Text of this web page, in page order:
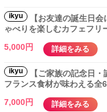
ikyu
【お友達の誕生日
ゃべりを楽しむカフェフリ
5,000円
詳細をみる
ikyu
【ご家族の記念日
フランス食材が味わえる全
7,000円
詳細をみる